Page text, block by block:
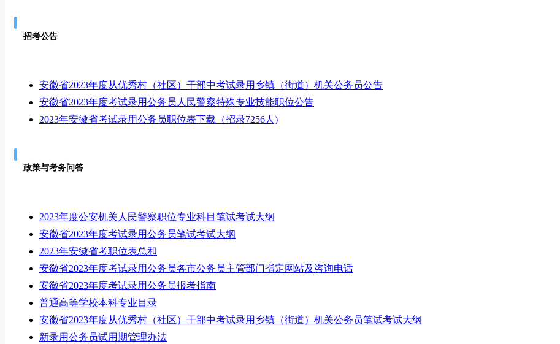
招考公告
安徽省2023年度从优秀村（社区）干部中考试录用乡镇（街道）机关公务员公告
安徽省2023年度考试录用公务员人民警察特殊专业技能职位公告
2023年安徽省考试录用公务员职位表下载（招录7256人)
政策与考务问答
2023年度公安机关人民警察职位专业科目笔试考试大纲
安徽省2023年度考试录用公务员笔试考试大纲
2023年安徽省考职位表总和
安徽省2023年度考试录用公务员各市公务员主管部门指定网站及咨询电话
安徽省2023年度考试录用公务员报考指南
普通高等学校本科专业目录
安徽省2023年度从优秀村（社区）干部中考试录用乡镇（街道）机关公务员笔试考试大纲
新录用公务员试用期管理办法